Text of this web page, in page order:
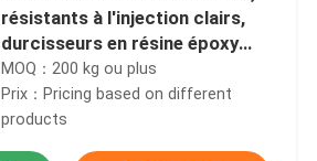
résistants à l'injection clairs,
durcisseurs en résine époxy
pour pièces isolantes
électriques
MOQ：200 kg ou plus
Prix：Pricing based on different
products